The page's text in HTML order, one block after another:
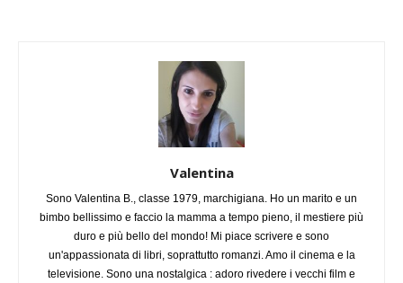
Valentina
Sono Valentina B., classe 1979, marchigiana. Ho un marito e un
bimbo bellissimo e faccio la mamma a tempo pieno, il mestiere più
duro e più bello del mondo! Mi piace scrivere e sono
un'appassionata di libri, soprattutto romanzi. Amo il cinema e la
televisione. Sono una nostalgica : adoro rivedere i vecchi film e